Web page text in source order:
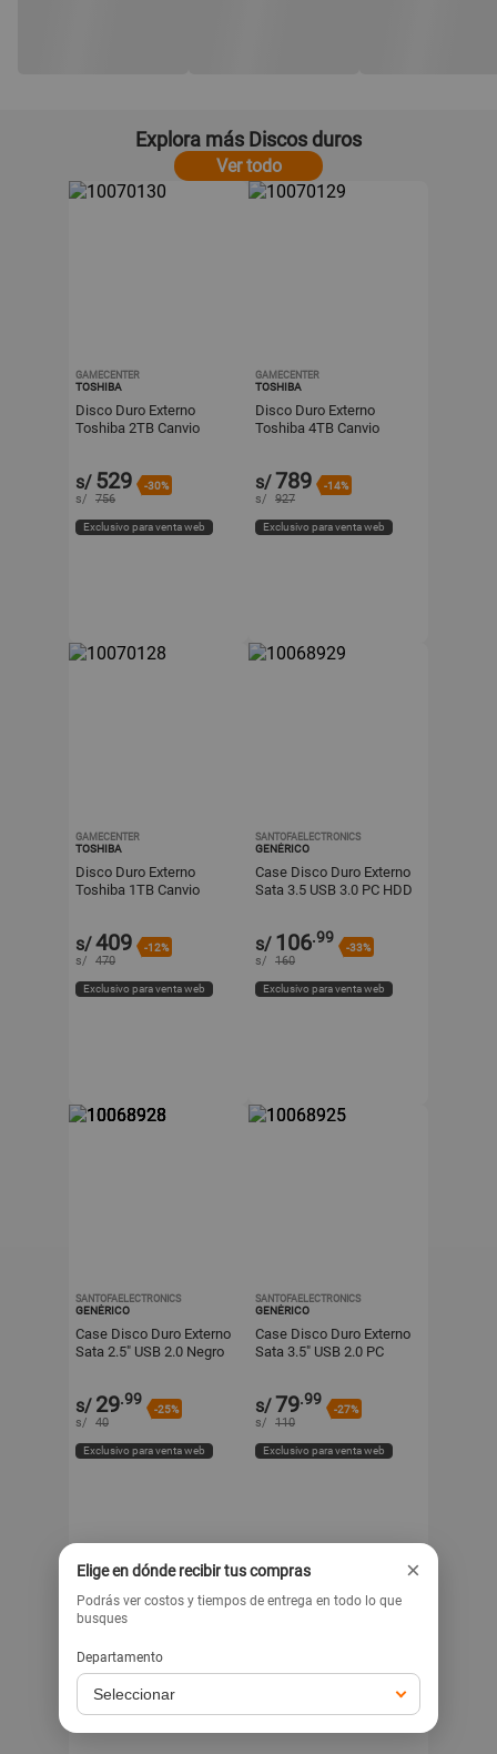
Explora más Discos duros
Ver todo
GAMECENTER
TOSHIBA
Disco Duro Externo
Toshiba 2TB Canvio
s/ 529 -30%
s/ 756
Exclusivo para venta web
GAMECENTER
TOSHIBA
Disco Duro Externo
Toshiba 4TB Canvio
s/789 -14%
s/ 927
Exclusivo para venta web
GAMECENTER
TOSHIBA
Disco Duro Externo
Toshiba 1TB Canvio
s/409 -12%
s/ 470
Exclusivo para venta web
SANTOFAELECTRONICS
GENÉRICO
Case Disco Duro Externo
Sata 3.5 USB 3.0 PC HDD
s/ 106.99
-33%
s/ 160
Exclusivo para venta web
SANTOFAELECTRONICS
GENÉRICO
Case Disco Duro Externo
Sata 2.5" USB 2.0 Negro
s/ 29.99
-25%
s/ 40
Exclusivo para venta web
SANTOFAELECTRONICS
GENÉRICO
Case Disco Duro Externo
Sata 3.5" USB 2.0 PC
s/79.99
-27%
s/ 110
Exclusivo para venta web
Elige en dónde recibir tus compras ×
Podrás ver costos y tiempos de entrega en todo lo que
busques
Departamento